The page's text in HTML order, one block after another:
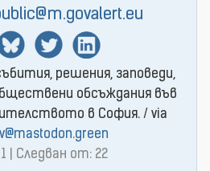
TwitterLinkedin
решения, заповеди,
обсъждания във
в София. / via
| Следван от: 22